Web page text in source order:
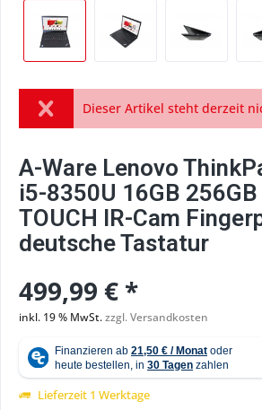
Dieser Artikel steht derzeit
A-Ware Lenovo
i5-8350U 16GB 256GB
TOUCH IR-Cam
deutsche Tastatur
499,99 € *
inkl. 19 % MwSt.zzgl. Versandkosten
Lieferzeit 1 Werktage